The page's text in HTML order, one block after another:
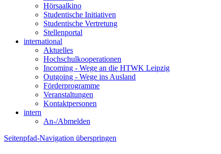
Hörsaalkino
Studentische Initiativen
Studentische Vertretung
Stellenportal
international
Aktuelles
Hochschulkooperationen
Incoming - Wege an die HTWK Leipzig
Outgoing - Wege ins Ausland
Förderprogramme
Veranstaltungen
Kontaktpersonen
intern
An-/Abmelden
Seitenpfad-Navigation überspringen